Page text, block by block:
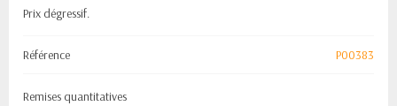
Prix dégressif.
Référence P00383
Remises quantitatives